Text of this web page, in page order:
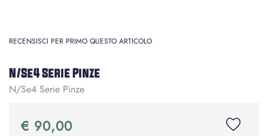
RECENSISCI PER PRIMO QUESTO ARTICOLO
N/Se4 Serie Pinze
N/Se4 Serie Pinze
€ 90,00